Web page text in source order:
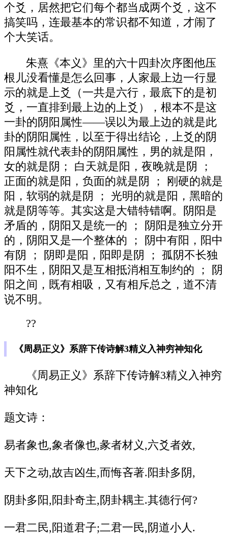
个爻，居然把它们每个都当成两个爻，这不
搞笑吗，连最基本的常识都不知道，才闹了
个大笑话。
朱熹《本义》里的六十四卦次序图他压
根儿没看懂是怎么回事，人家最上边一行显
示的就是上爻（一共是六行，最底下的是初
爻，一直排到最上边的上爻），根本不是这
一卦的阴阳属性——误以为最上边的就是此
卦的阴阳属性，以至于得出结论，上爻的阴
阳属性就代表卦的阴阳属性，男的就是阳，
女的就是阴； 白天就是阳，夜晚就是阴 ；
正面的就是阳，负面的就是阴 ； 刚硬的就是
阳，软弱的就是阴 ； 光明的就是阳，黑暗的
就是阴等等。其实这是大错特错啊。阴阳是
矛盾的，阴阳又是统一的 ； 阴阳是独立分开
的，阴阳又是一个整体的 ； 阴中有阳，阳中
有阴 ； 阴即是阳，阳即是阴 ； 孤阴不长独
阳不生，阴阳又是互相抵消相互制约的 ； 阴
阳之间，既有相吸，又有相斥总之，道不清
说不明。
??
《周易正义》系辞下传诗解3精义入神穷神知化
《周易正义》系辞下传诗解3精义入神穷
神知化
题文诗：
易者象也,象者像也,彖者材义,六爻者效,
天下之动,故吉凶生,而悔吝著.阳卦多阴,
阴卦多阳,阳卦奇主,阴卦耦主.其德行何?
一君二民,阳道君子;二君一民,阴道小人.